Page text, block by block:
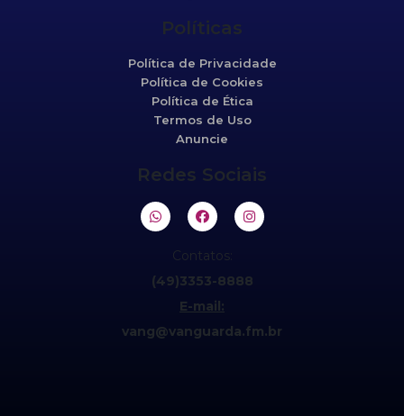
Políticas
Política de Privacidade
Política de Cookies
Política de Ética
Termos de Uso
Anuncie
Redes Sociais
Contatos:
(49)3353-8888
E-mail:
vang@vanguarda.fm.br